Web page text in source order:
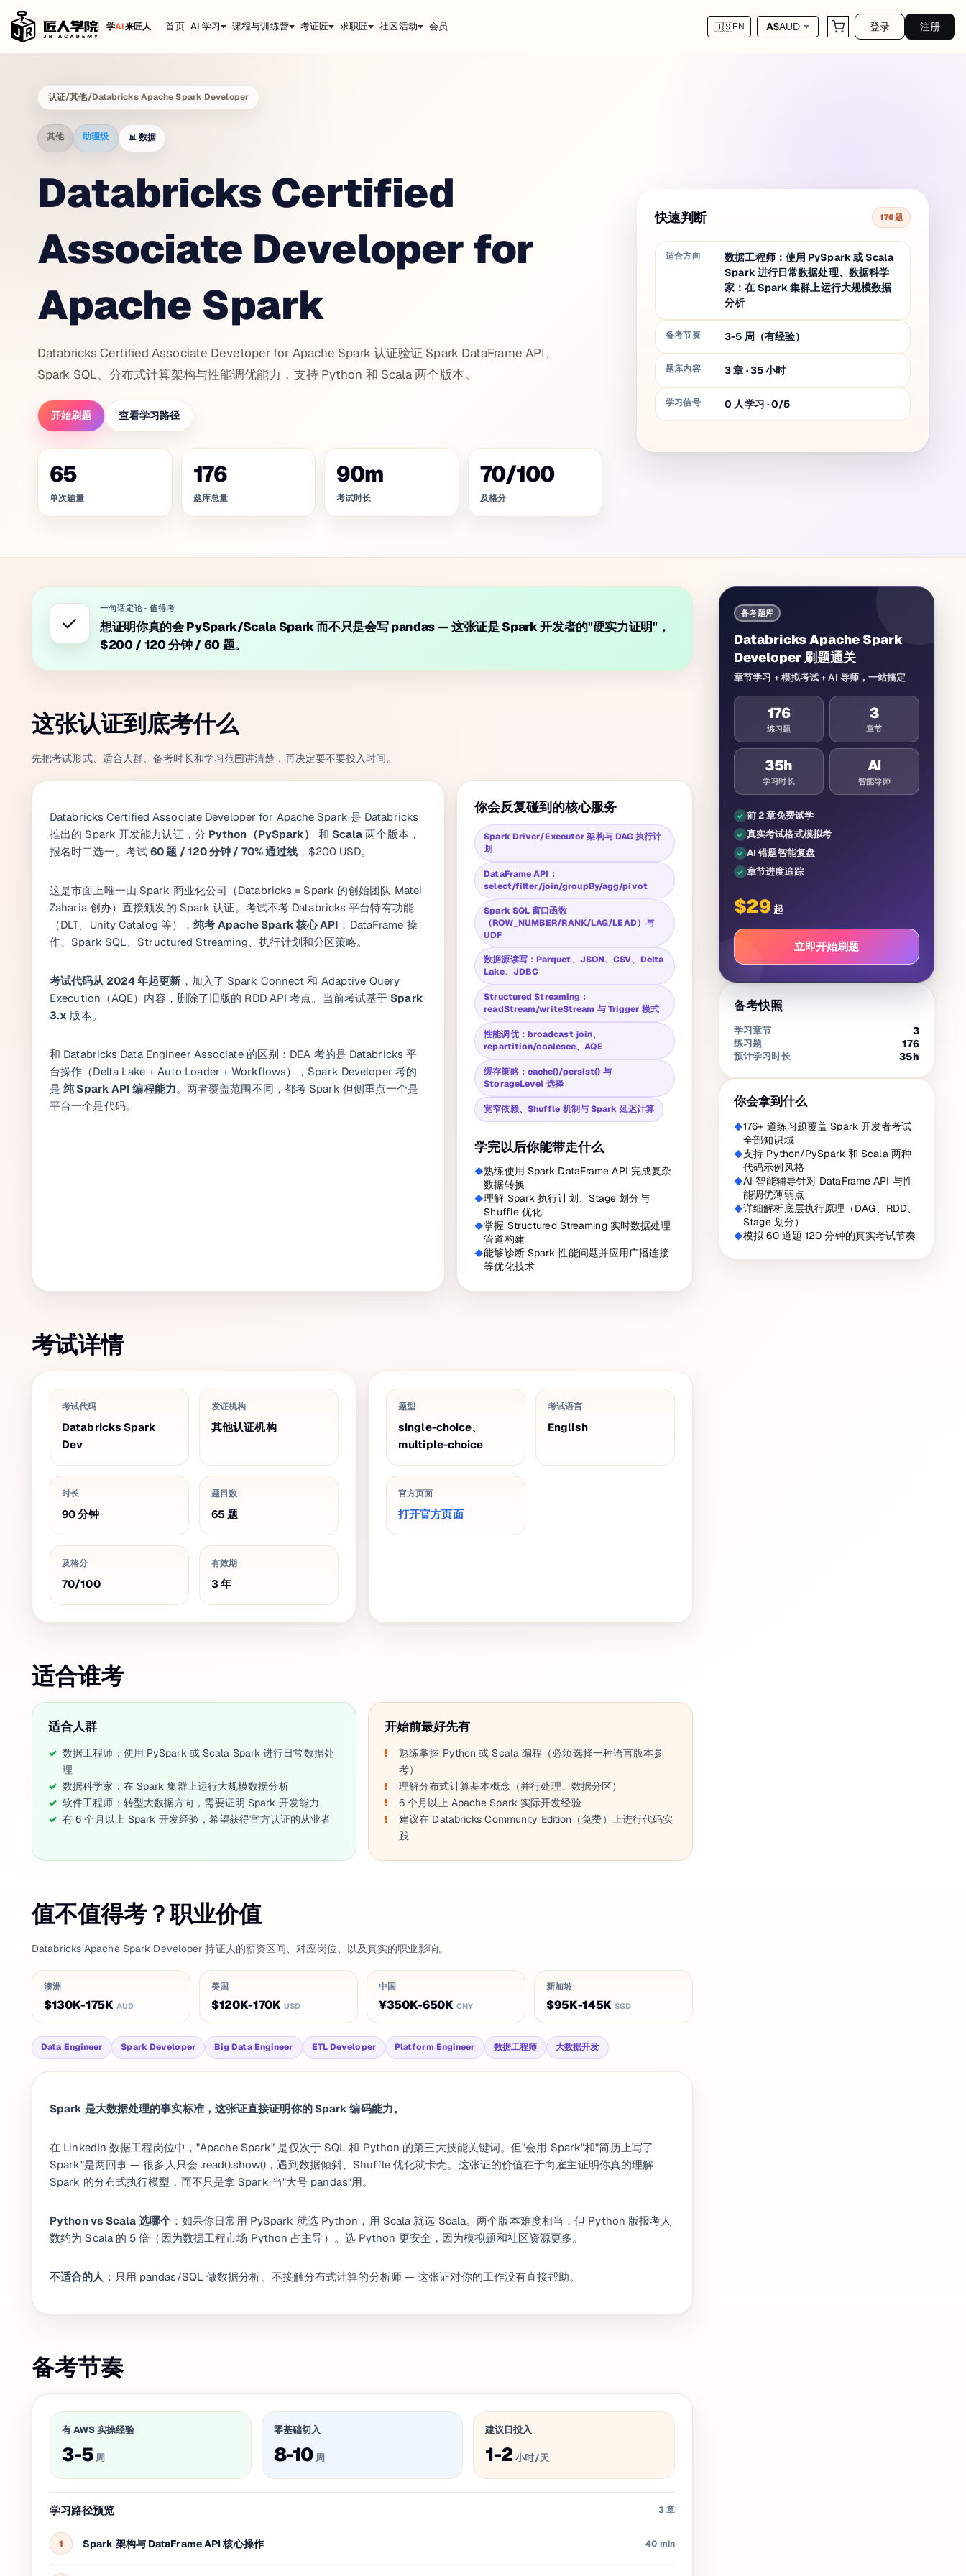
学AI来匠人 首页 AI 学习 课程与训练营 考证匠 求职匠 社区活动 会员 🇺🇸EN A$AUD 登录 注册
认证/其他/Databricks Apache Spark Developer
其他 助理级 📊 数据
Databricks Certified
Associate Developer for
Apache Spark
Databricks Certified Associate Developer for Apache Spark 认证验证 Spark DataFrame API、
Spark SQL、分布式计算架构与性能调优能力，支持 Python 和 Scala 两个版本。
开始刷题 查看学习路径
65
单次题量
176
题库总量
90m
考试时长
70/100
及格分
快速判断 176 题
适合方向
数据工程师：使用 PySpark 或 Scala
Spark 进行日常数据处理、数据科学
家：在 Spark 集群上运行大规模数据
分析
备考节奏 3-5 周（有经验）
题库内容 3章 ·35小时
学习信号 0 人学习 · 0/5
✓
一句话定论 · 值得考
想证明你真的会 PySpark/Scala Spark 而不只是会写 pandas — 这张证是 Spark 开发者的"硬实力证明"，
$200 / 120 分钟 / 60 题。
这张认证到底考什么
先把考试形式、适合人群、备考时长和学习范围讲清楚，再决定要不要投入时间。
Databricks Certified Associate Developer for Apache Spark 是 Databricks
推出的 Spark 开发能力认证，分 Python（PySpark） 和 Scala 两个版本，
报名时二选一。考试 60 题 / 120 分钟 / 70% 通过线 ，$200 USD。
这是市面上唯一由 Spark 商业化公司（Databricks = Spark 的创始团队 Matei
Zaharia 创办）直接颁发的 Spark 认证。考试不考 Databricks 平台特有功能
（DLT、Unity Catalog 等），纯考 Apache Spark 核心 API ：DataFrame 操
作、Spark SQL、Structured Streaming、执行计划和分区策略。
考试代码从 2024 年起更新 ，加入了 Spark Connect 和 Adaptive Query
Execution（AQE）内容，删除了旧版的 RDD API 考点。当前考试基于 Spark
3.x 版本。
和 Databricks Data Engineer Associate 的区别：DEA 考的是 Databricks 平
台操作（Delta Lake + Auto Loader + Workflows），Spark Developer 考的
是纯 Spark API 编程能力。两者覆盖范围不同，都考 Spark 但侧重点一个是
平台一个是代码。
你会反复碰到的核心服务
Spark Driver/Executor 架构与 DAG 执行计
划
DataFrame API：
select/filter/join/groupBy/agg/pivot
Spark SQL 窗口函数
（ROW_NUMBER/RANK/LAG/LEAD）与
UDF
数据源读写：Parquet、JSON、CSV、Delta
Lake、JDBC
Structured Streaming：
readStream/writeStream 与 Trigger 模式
性能调优：broadcast join、
repartition/coalesce、AQE
缓存策略：cache()/persist() 与
StorageLevel 选择
宽窄依赖、Shuffle 机制与 Spark 延迟计算
学完以后你能带走什么
熟练使用 Spark DataFrame API 完成复杂
数据转换
理解 Spark 执行计划、Stage 划分与
Shuffle 优化
掌握 Structured Streaming 实时数据处理
管道构建
能够诊断 Spark 性能问题并应用广播连接
等优化技术
考试详情
考试代码
Databricks Spark
Dev
发证机构
其他认证机构
时长
90分钟
题目数
65题
及格分
70/100
有效期
3 年
题型
single-choice、
multiple-choice
考试语言
English
官方页面
打开官方页面
适合谁考
适合人群
数据工程师：使用 PySpark 或 Scala Spark 进行日常数据处
理
数据科学家：在 Spark 集群上运行大规模数据分析
软件工程师：转型大数据方向，需要证明 Spark 开发能力
有 6 个月以上 Spark 开发经验，希望获得官方认证的从业者
开始前最好先有
熟练掌握 Python 或 Scala 编程（必须选择一种语言版本参
考）
理解分布式计算基本概念（并行处理、数据分区）
6 个月以上 Apache Spark 实际开发经验
建议在 Databricks Community Edition（免费）上进行代码实
践
值不值得考？职业价值
Databricks Apache Spark Developer 持证人的薪资区间、对应岗位、以及真实的职业影响。
澳洲
$130K-175K AUD
美国
$120K-170K USD
中国
¥350K-650K CNY
新加坡
$95K-145K SGD
Data Engineer Spark Developer Big Data Engineer ETL Developer Platform Engineer 数据工程师 大数据开发
Spark 是大数据处理的事实标准，这张证直接证明你的 Spark 编码能力。
在 LinkedIn 数据工程岗位中，"Apache Spark" 是仅次于 SQL 和 Python 的第三大技能关键词。但"会用 Spark"和"简历上写了
Spark"是两回事 — 很多人只会 .read().show()，遇到数据倾斜、Shuffle 优化就卡壳。这张证的价值在于向雇主证明你真的理解
Spark 的分布式执行模型，而不只是拿 Spark 当"大号 pandas"用。
Python vs Scala 选哪个：如果你日常用 PySpark 就选 Python，用 Scala 就选 Scala。两个版本难度相当，但 Python 版报考人
数约为 Scala 的 5 倍（因为数据工程市场 Python 占主导）。选 Python 更安全，因为模拟题和社区资源更多。
不适合的人 ：只用 pandas/SQL 做数据分析、不接触分布式计算的分析师 — 这张证对你的工作没有直接帮助。
备考节奏
有 AWS 实操经验
3-5 周
零基础切入
8-10 周
建议日投入
1-2小时/天
学习路径预览 3 章
1 Spark 架构与 DataFrame API 核心操作 40 min
备考题库
Databricks Apache Spark
Developer 刷题通关
章节学习 + 模拟考试 + AI 导师，一站搞定
176
练习题
3
章节
35h
学习时长
AI
智能导师
前 2 章免费试学
真实考试格式模拟考
AI 错题智能复盘
章节进度追踪
$29 起
立即开始刷题
备考快照
学习章节 3
练习题 176
预计学习时长 35h
你会拿到什么
176+ 道练习题覆盖 Spark 开发者考试
全部知识域
支持 Python/PySpark 和 Scala 两种
代码示例风格
AI 智能辅导针对 DataFrame API 与性
能调优薄弱点
详细解析底层执行原理（DAG、RDD、
Stage 划分）
模拟 60 道题 120 分钟的真实考试节奏